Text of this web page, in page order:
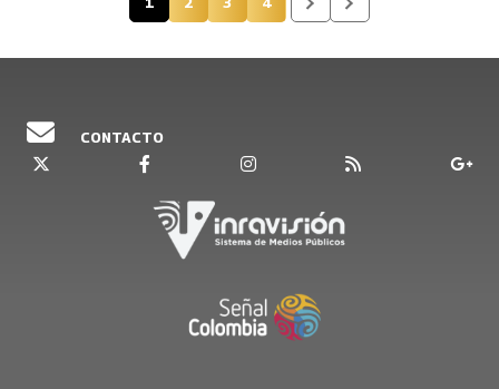
Página actual
PáginaPáginaPágina
CONTACTO